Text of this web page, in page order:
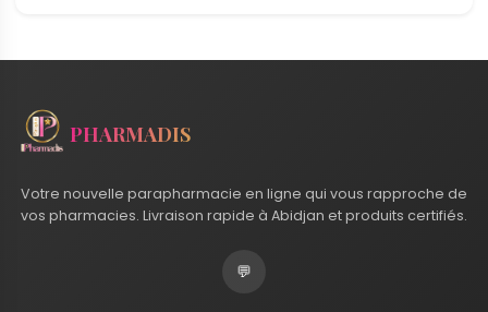
PHARMADIS
Votre nouvelle parapharmacie en ligne qui vous rapproche de
vos pharmacies. Livraison rapide à Abidjan et produits certifiés.
💬